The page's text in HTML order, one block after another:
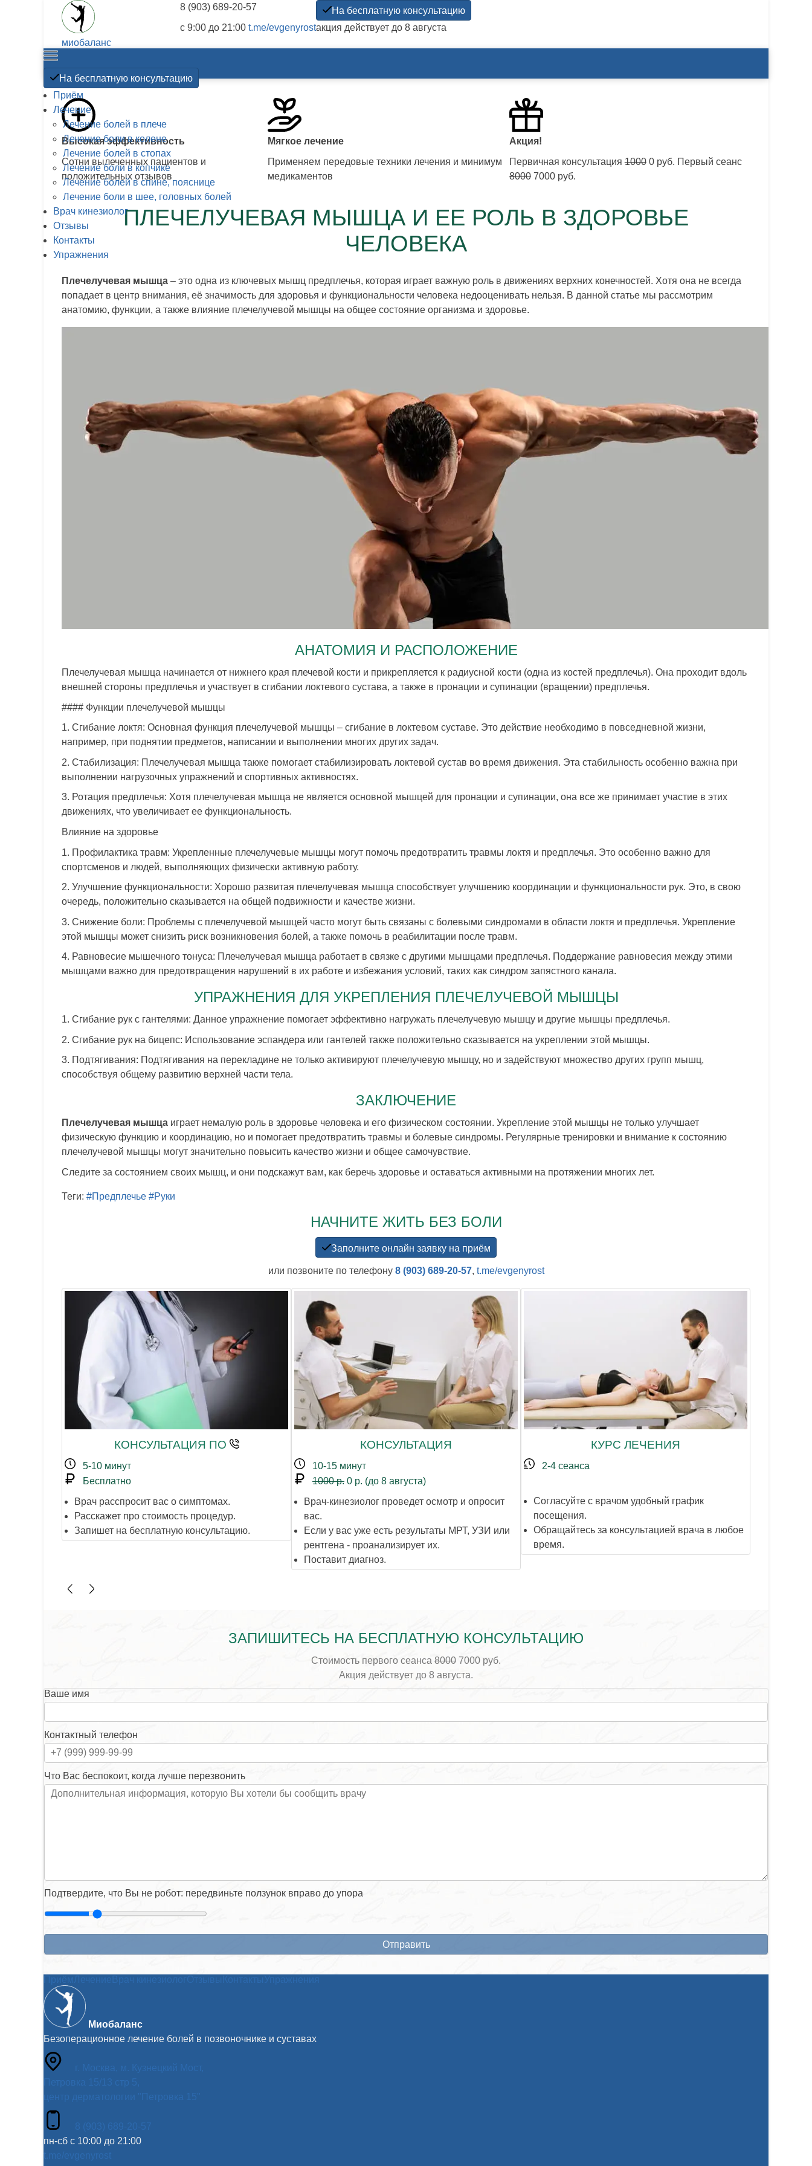
миобаланс
8 (903) 689-20-57
c 9:00 до 21:00 t.me/evgenyrost
На бесплатную консультацию
акция действует до 8 августа
На бесплатную консультацию
Приём
Лечение
Лечение болей в плече
Лечение боли в колене
Лечение болей в стопах
Лечение боли в копчике
Лечение болей в спине, пояснице
Лечение боли в шее, головных болей
Врач кинезиолог
Отзывы
Контакты
Упражнения
Высокая эффективность
Сотни вылеченных пациентов и
положительных отзывов
Мягкое лечение
Применяем передовые техники лечения и минимум
медикаментов
Акция!
Первичная консультация10000 руб. Первый сеанс
80007000 руб.
ПЛЕЧЕЛУЧЕВАЯ МЫШЦА И ЕЕ РОЛЬ В ЗДОРОВЬЕ
ЧЕЛОВЕКА
Плечелучевая мышца – это одна из ключевых мышц предплечья, которая играет важную роль в движениях верхних конечностей. Хотя она не всегда
попадает в центр внимания, её значимость для здоровья и функциональности человека недооценивать нельзя. В данной статье мы рассмотрим
анатомию, функции, а также влияние плечелучевой мышцы на общее состояние организма и здоровье.
АНАТОМИЯ И РАСПОЛОЖЕНИЕ
Плечелучевая мышца начинается от нижнего края плечевой кости и прикрепляется к радиусной кости (одна из костей предплечья). Она проходит вдоль
внешней стороны предплечья и участвует в сгибании локтевого сустава, а также в пронации и супинации (вращении) предплечья.
#### Функции плечелучевой мышцы
1. Сгибание локтя: Основная функция плечелучевой мышцы – сгибание в локтевом суставе. Это действие необходимо в повседневной жизни,
например, при поднятии предметов, написании и выполнении многих других задач.
2. Стабилизация: Плечелучевая мышца также помогает стабилизировать локтевой сустав во время движения. Эта стабильность особенно важна при
выполнении нагрузочных упражнений и спортивных активностях.
3. Ротация предплечья: Хотя плечелучевая мышца не является основной мышцей для пронации и супинации, она все же принимает участие в этих
движениях, что увеличивает ее функциональность.
Влияние на здоровье
1. Профилактика травм: Укрепленные плечелучевые мышцы могут помочь предотвратить травмы локтя и предплечья. Это особенно важно для
спортсменов и людей, выполняющих физически активную работу.
2. Улучшение функциональности: Хорошо развитая плечелучевая мышца способствует улучшению координации и функциональности рук. Это, в свою
очередь, положительно сказывается на общей подвижности и качестве жизни.
3. Снижение боли: Проблемы с плечелучевой мышцей часто могут быть связаны с болевыми синдромами в области локтя и предплечья. Укрепление
этой мышцы может снизить риск возникновения болей, а также помочь в реабилитации после травм.
4. Равновесие мышечного тонуса: Плечелучевая мышца работает в связке с другими мышцами предплечья. Поддержание равновесия между этими
мышцами важно для предотвращения нарушений в их работе и избежания условий, таких как синдром запястного канала.
УПРАЖНЕНИЯ ДЛЯ УКРЕПЛЕНИЯ ПЛЕЧЕЛУЧЕВОЙ МЫШЦЫ
1. Сгибание рук с гантелями: Данное упражнение помогает эффективно нагружать плечелучевую мышцу и другие мышцы предплечья.
2. Сгибание рук на бицепс: Использование эспандера или гантелей также положительно сказывается на укреплении этой мышцы.
3. Подтягивания: Подтягивания на перекладине не только активируют плечелучевую мышцу, но и задействуют множество других групп мышц,
способствуя общему развитию верхней части тела.
ЗАКЛЮЧЕНИЕ
Плечелучевая мышца играет немалую роль в здоровье человека и его физическом состоянии. Укрепление этой мышцы не только улучшает
физическую функцию и координацию, но и помогает предотвратить травмы и болевые синдромы. Регулярные тренировки и внимание к состоянию
плечелучевой мышцы могут значительно повысить качество жизни и общее самочувствие.
Следите за состоянием своих мышц, и они подскажут вам, как беречь здоровье и оставаться активными на протяжении многих лет.
Теги: #Предплечье #Руки
НАЧНИТЕ ЖИТЬ БЕЗ БОЛИ
Заполните онлайн заявку на приём
или позвоните по телефону 8 (903) 689-20-57, t.me/evgenyrost
КОНСУЛЬТАЦИЯ ПО
5-10 минут
Бесплатно
Врач расспросит вас о симптомах.
Расскажет про стоимость процедур.
Запишет на бесплатную консультацию.
КОНСУЛЬТАЦИЯ
10-15 минут
1000 р. 0 р. (до 8 августа)
Врач-кинезиолог проведет осмотр и опросит
вас.
Если у вас уже есть результаты МРТ, УЗИ или
рентгена - проанализирует их.
Поставит диагноз.
КУРС ЛЕЧЕНИЯ
2-4 сеанса
Согласуйте с врачом удобный график
посещения.
Обращайтесь за консультацией врача в любое
время.
ЗАПИШИТЕСЬ НА БЕСПЛАТНУЮ КОНСУЛЬТАЦИЮ
Стоимость первого сеанса 8000 7000 руб.
Акция действует до 8 августа.
Ваше имя
Контактный телефон
Что Вас беспокоит, когда лучше перезвонить
Подтвердите, что Вы не робот: передвиньте ползунок вправо до упора
Приём Лечение Врач кинезиологОтзывы КонтактыУпражнения
Миобаланс
Безоперационное лечение болей в позвоночнике и суставах
г. Москва, м. Кузнецкий Мост,
Петровка 15/13 стр 5,
центр дерматологии "Петровка 15"
8 (903) 689-20-57
пн-сб с 10:00 до 21:00
t.me/evgenyrost